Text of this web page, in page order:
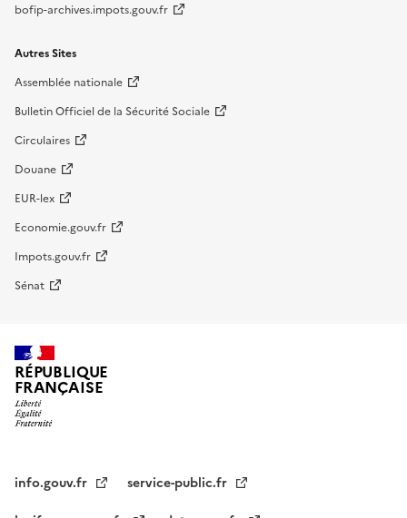
bofip-archives.impots.gouv.fr
Autres Sites
Assemblée nationale
Bulletin Officiel de la Sécurité Sociale
Circulaires
Douane
EUR-lex
Economie.gouv.fr
Impots.gouv.fr
Sénat
RÉPUBLIQUE
FRANÇAISE
info.gouv.fr
service-public.fr